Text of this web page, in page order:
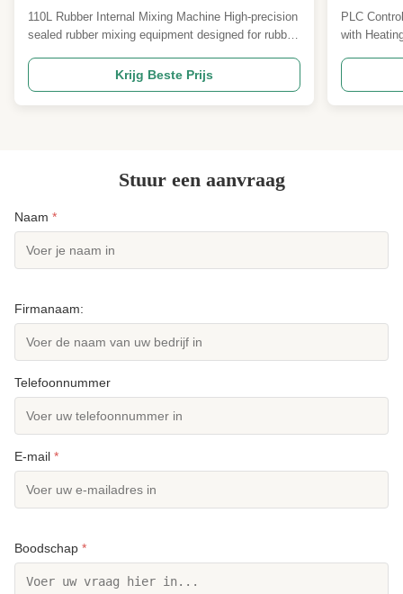
uiterst nauwkeurige mengapparatuur,
rubber- en kunststofmengselmachine
110L Rubber Internal Mixing Machine High-precision
sealed rubber mixing equipment designed for rubber
temperature control and material flow optimization.
Manufacturer Expertise Qingdao Beishun
Environmental Protection Technology Co., Ltd.
Krijg Beste Prijs
Manual
PLC
with
options
(Less than
Stuur een aanvraag
Naam *
Firmanaam:
Telefoonnummer
E-mail *
Boodschap *